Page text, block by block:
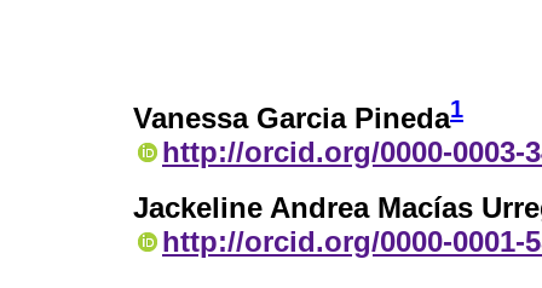
Vanessa Garcia Pineda1
http://orcid.org/0000-0003-
Jackeline Andrea Macías
http://orcid.org/0000-0001-